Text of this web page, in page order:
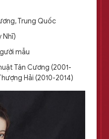
Trung Quốc
Nhĩ)
mẫu
Tân Cương (2001-
Hải (2010-2014)